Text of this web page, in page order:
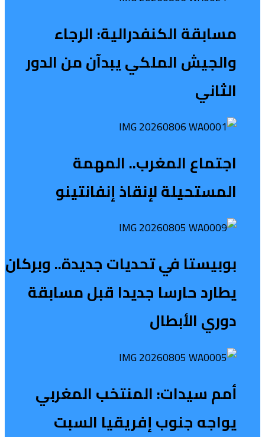
مسابقة الكنفدرالية: الرجاء
والجيش الملكي يبدآن من الدور
الثاني
اجتماع المغرب.. المهمة
المستحيلة لإنقاذ إنفانتينو
بوبيستا في تحديات جديدة.. وبركان
يطارد حارسا جديدا قبل مسابقة
دوري الأبطال
أمم سيدات: المنتخب المغربي
يواجه جنوب إفريقيا السبت